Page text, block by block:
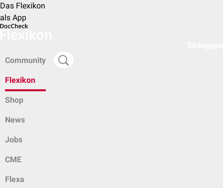
Das Flexikon
als App
Community
Flexikon
Shop
News
Jobs
CME
Flexa